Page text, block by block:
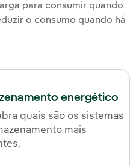
para consumir quando
o consumo quando há
energético
quais são os sistemas
mais